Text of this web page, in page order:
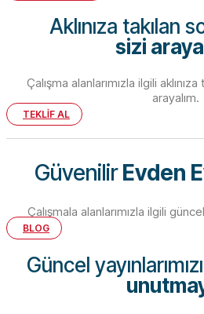
Aklınıza takılan
sizi
Çalışma alanlarımızla ilgili
arayalım.
TEKLİF AL
GüvenilirEvden
Çalışmala alanlarımızla ilgili
BLOG
Güncel yayınlarımızı